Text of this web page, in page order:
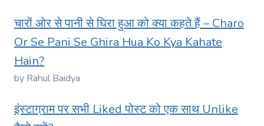
चारों ओर से पानी से घिरा हुआ को क्या कहते हैं – Charo
Or Se Pani Se Ghira Hua Ko Kya Kahate
Hain?
by Rahul Baidya
इंस्टाग्राम पर सभी Liked पोस्ट को एक साथ Unlike